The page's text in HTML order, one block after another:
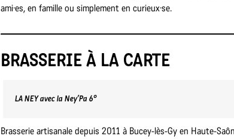
ami·es, en famille ou simplement en curieux·se.
BRASSERIE À LA CARTE
LA NEY avec la Ney’Pa 6°
Brasserie artisanale depuis 2011 à Bucey-lès-Gy en Haute-